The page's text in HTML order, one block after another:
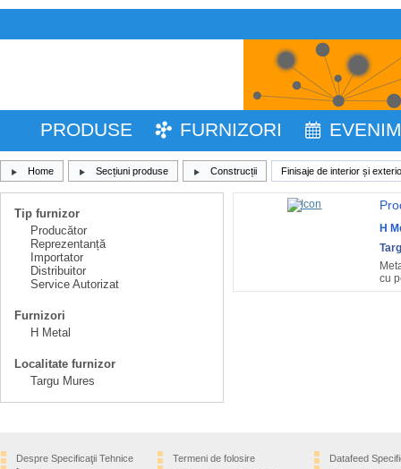
PRODUSE FURNIZORI
Home Secțiuni produse Construcții Finisaje de interior și
Tip furnizor
Producător
Reprezentanță
Importator
Distribuitor
Service Autorizat
Furnizori
H Metal
Localitate furnizor
Targu Mures
H
cu
Despre Specificaţii Tehnice
Termeni de folosire
Datafeed